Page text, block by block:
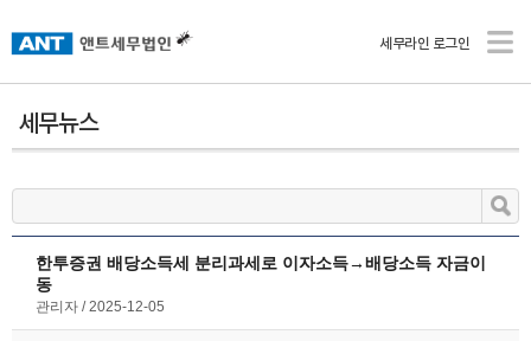
세무라인 로그인
세무뉴스
한투증권 배당소득세 분리과세로 이자소득→배당소득 자금이
동
관리자 2025-12-05